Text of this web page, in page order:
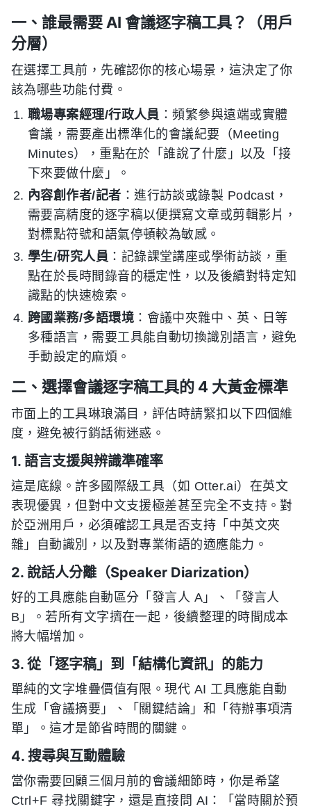
一、誰最需要 AI 會議逐字稿工具？（用戶
分層）
在選擇工具前，先確認你的核心場景，這決定了你
該為哪些功能付費。
職場專案經理/行政人員 ：頻繁參與遠端或實體
會議，需要產出標準化的會議紀要（Meeting
Minutes），重點在於「誰說了什麼」以及「接
下來要做什麼」。
內容創作者/記者 ：進行訪談或錄製 Podcast，
需要高精度的逐字稿以便撰寫文章或剪輯影片，
對標點符號和語氣停頓較為敏感。
學生/研究人員 ：記錄課堂講座或學術訪談，重
點在於長時間錄音的穩定性，以及後續對特定知
識點的快速檢索。
跨國業務/多語環境 ：會議中夾雜中、英、日等
多種語言，需要工具能自動切換識別語言，避免
手動設定的麻煩。
二、選擇會議逐字稿工具的 4 大黃金標準
市面上的工具琳琅滿目，評估時請緊扣以下四個維
度，避免被行銷話術迷惑。
1. 語言支援與辨識準確率
這是底線。許多國際級工具（如 Otter.ai）在英文
表現優異，但對中文支援極差甚至完全不支持。對
於亞洲用戶，必須確認工具是否支持「中英文夾
雜」自動識別，以及對專業術語的適應能力。
2. 說話人分離（Speaker Diarization）
好的工具應能自動區分「發言人 A」、「發言人
B」。若所有文字擠在一起，後續整理的時間成本
將大幅增加。
3. 從「逐字稿」到「結構化資訊」的能力
單純的文字堆疊價值有限。現代 AI 工具應能自動
生成「會議摘要」、「關鍵結論」和「待辦事項清
單」。這才是節省時間的關鍵。
4. 搜尋與互動體驗
當你需要回顧三個月前的會議細節時，你是希望
Ctrl+F 尋找關鍵字，還是直接問 AI：「當時關於預